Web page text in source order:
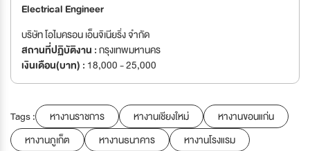
Electrical Engineer
บริษัท โอไมครอน เอ็นจิเนียริ่ง จำกัด
สถานที่ปฏิบัติงาน :กรุงเทพมหานคร
เงินเดือน(บาท) : 18,000 - 25,000
Tags : หางานราชการ หางานเชียงใหม่
หางานขอนแก่น
หางานภูเก็ต
หางานธนาคาร หางานโรงแรม